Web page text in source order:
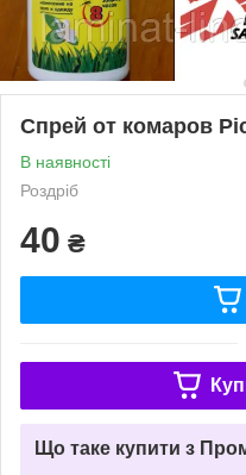
Спрей от комаров
В наявності
Роздріб
40 ₴
Що таке купити з